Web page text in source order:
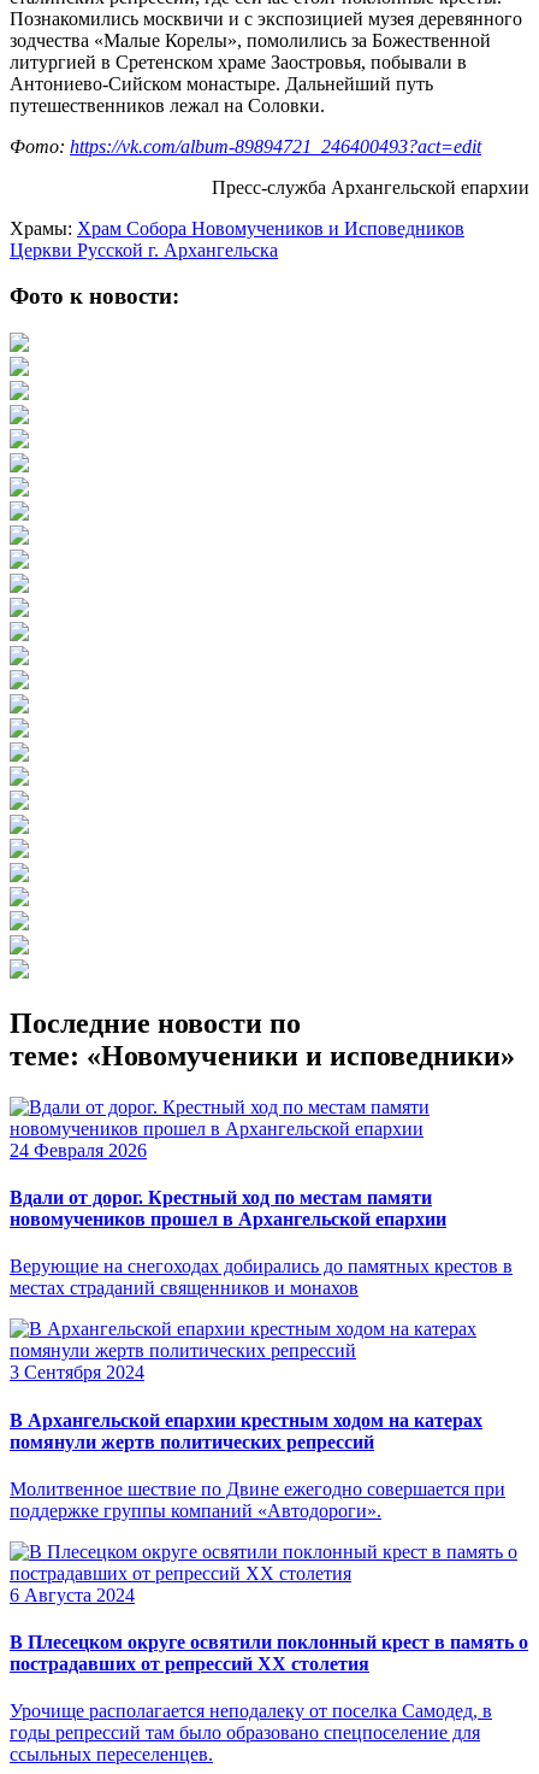
Познакомились москвичи и с экспозицией музея деревянного
зодчества «Малые Корелы», помолились за Божественной
литургией в Сретенском храме Заостровья, побывали в
Антониево-Сийском монастыре. Дальнейший путь
путешественников лежал на Соловки.
Фото: https://vk.com/album-89894721_246400493?act=edit
Пресс-служба Архангельской епархии
Храмы: Храм Собора Новомучеников и Исповедников
Церкви Русской г. Архангельска
Фото к новости:
Последние новости по
теме: «Новомученики и исповедники»
24 Февраля 2026
Вдали от дорог. Крестный ход по местам памяти
новомучеников прошел в Архангельской епархии
Верующие на снегоходах добирались до памятных крестов в
местах страданий священников и монахов
3 Сентября 2024
В Архангельской епархии крестным ходом на катерах
помянули жертв политических репрессий
Молитвенное шествие по Двине ежегодно совершается при
поддержке группы компаний «Автодороги».
6 Августа 2024
В Плесецком округе освятили поклонный крест в память о
пострадавших от репрессий XX столетия
Урочище располагается неподалеку от поселка Самодед, в
годы репрессий там было образовано спецпоселение для
ссыльных переселенцев.